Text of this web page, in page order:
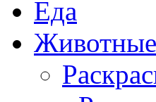
Еда
Животныe